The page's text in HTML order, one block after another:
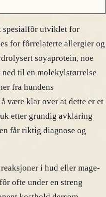
spesialfôr utviklet for
for fôrrelaterte allergier og
soyaprotein, noe
ned til en molekylstørrelse
fra hundens
være klar over at dette er et
etter grundig avklaring
får riktig diagnose og
i hud eller mage-
ofte under en streng